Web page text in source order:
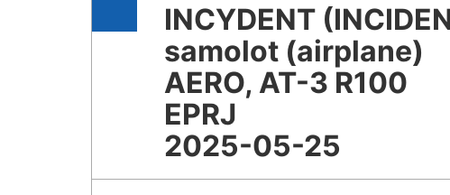
INCYDENT
samolot (airplane)
AERO, AT-3 R100
EPRJ
2025-05-25